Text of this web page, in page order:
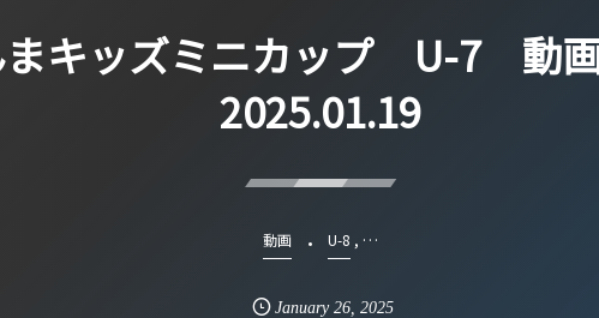
キッズミニカップ U-7 動
2025.01.19
動画 U-8 , …
January 26,2025